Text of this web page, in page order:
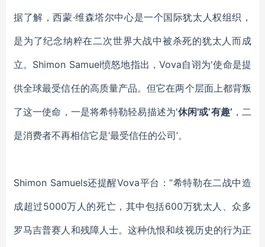
据了解，西蒙·维森塔尔中心是一个国际犹太人权组织，
是为了纪念纳粹在二次世界大战中被杀死的犹太人而成
立。Shimon Samuel愤怒地指出，Vova自诩为'使命是提
供全球最受信任的高质量产品。但它在两个层面上都背叛
了这一使命，一是将希特勒轻易描述为'休闲'或‘有趣’ ，二
是消费者不再相信它是‘最受信任的公司’。
Shimon Samuels还提醒Vova平台：“希特勒在二战中造
成超过5000万人的死亡，其中包括600万犹太人、众多
罗马吉普赛人和残障人士。这种仇恨和歧视历史的行为正